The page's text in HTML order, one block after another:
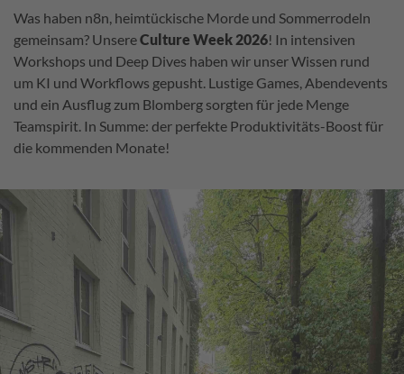
Was haben n8n, heimtückische Morde und Sommerrodeln
gemeinsam? UnsereCulture Week 2026! In intensiven
Workshops und Deep Dives haben wir unser Wissen rund
um KI und Workflows gepusht. Lustige Games, Abendevents
und ein Ausflug zum Blomberg sorgten für jede Menge
Teamspirit. In Summe: der perfekte Produktivitäts-Boost für
die kommenden Monate!